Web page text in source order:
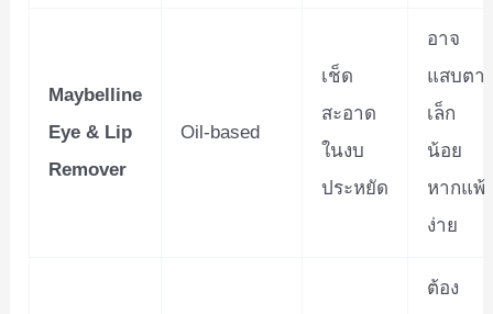
Maybelline
Eye & Lip
Remover
Oil-based
เช็ด
สะอาด
ในงบ
ประหยัด
อาจ
แสบตา
เล็ก
น้อย
หากแพ้
ง่าย
ต้อง